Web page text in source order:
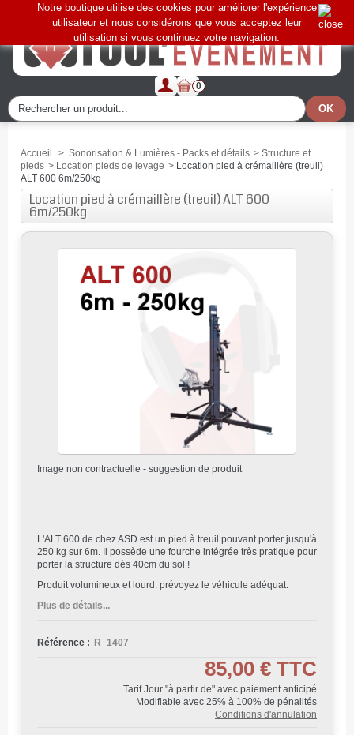
0
Notre boutique utilise des cookies pour améliorer l'expérience
utilisateur et nous considérons que vous acceptez leur
utilisation si vous continuez votre navigation.
Accueil > Sonorisation & Lumières - Packs et détails > Structure et
pieds > Location pieds de levage > Location pied à crémaillère (treuil)
ALT 600 6m/250kg
Location pied à crémaillère (treuil) ALT 600
6m/250kg
Image non contractuelle - suggestion de produit
L'ALT 600 de chez ASD est un pied à treuil pouvant porter jusqu'à
250 kg sur 6m. Il possède une fourche intégrée très pratique pour
porter la structure dès 40cm du sol !
Produit volumineux et lourd. prévoyez le véhicule adéquat.
Plus de détails...
Référence : R_1407
85,00 € TTC
Tarif Jour "à partir de" avec paiement anticipé
Modifiable avec 25% à 100% de pénalités
Conditions d'annulation